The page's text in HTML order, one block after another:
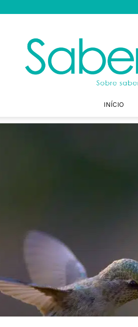
INÍCIO